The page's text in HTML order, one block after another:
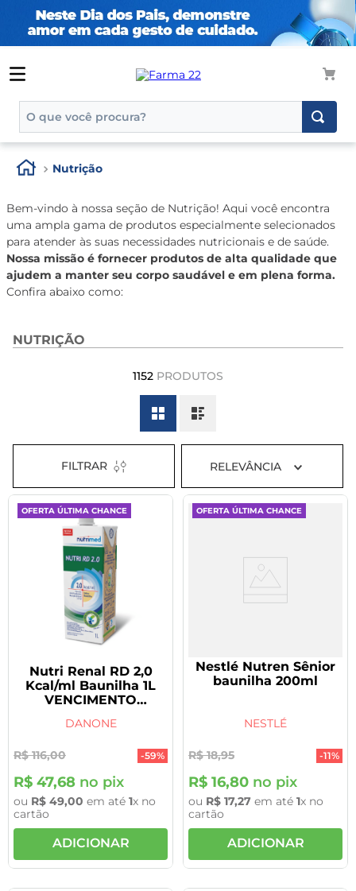
TERMOS MAIS BUSCADOS
1º
tadalafila
rosuvastatina 20mg
3 º
generico
4º
nutridrink
aptamil
7º
dipirona
Nutrição
Bem-vindo à nossa seção de Nutrição! Aqui você encontra
uma ampla gama de produtos especialmente selecionados
para atender às suas necessidades nutricionais e de saúde.
Nossa missão é fornecer produtos de alta qualidade que
ajudem a manter seu corpo saudável e em plena forma.
Confira abaixo como:
NUTRIÇÃO
1152 PRODUTOS
FILTRAR RELEVÂNCIA
OFERTA ÚLTIMA CHANCE
Nutri Renal RD 2,0
Kcal/ml Baunilha 1L
VENCIMENTO
DANONE
R$ 116,00 -59%
R$ 47,68 no pix
ou R$ 49,00 em até 1x no
cartão
ADICIONAR
OFERTA ÚLTIMA CHANCE
Nestlé Nutren Sênior
baunilha 200ml
NESTLÉ
R$ 18,95 -11%
R$ 16,80 no pix
ou R$ 17,27 em até 1x no
cartão
ADICIONAR